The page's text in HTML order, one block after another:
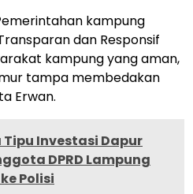
kampung
dan Responsif
kampung yang aman,
tampa membedakan
Erwan.
Investasi Dapur
DPRD Lampung
Polisi